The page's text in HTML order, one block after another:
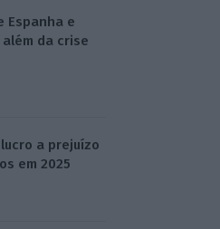
Espanha e
da crise
lucro a prejuízo
em 2025